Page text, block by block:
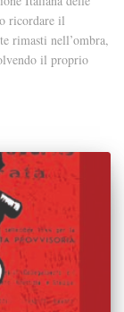
ricordare il
rimasti nell’ombra,
il proprio